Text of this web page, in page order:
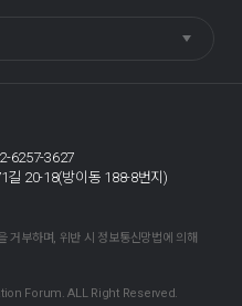
6257-3627
길 20-18(방이동 188-8번지)
거부하며, 위반 시 정보통신망법에 의해
Forum. ALL Right Reserved.